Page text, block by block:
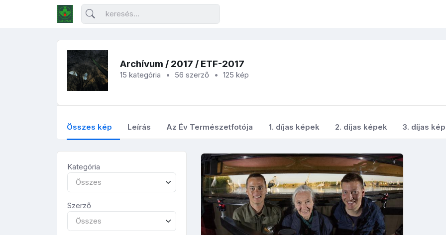
Archívum / 2017 / ETF-2017
15 kategória 56 szerző 125 kép
Összes kép Leírás Az Év Természetfotója 1. díjas képek 2. díjas képek 3. díjas
Kategória
Összes
Szerző
Összes